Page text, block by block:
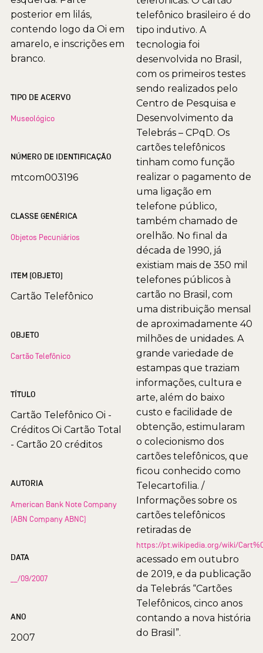
posterior em lilás,
contendo logo da Oi em
amarelo, e inscrições em
branco.
TIPO DE ACERVO
Museológico
NÚMERO DE IDENTIFICAÇÃO
mtcom003196
CLASSE GENÉRICA
Objetos Pecuniários
ITEM (OBJETO)
Cartão Telefônico
OBJETO
Cartão Telefônico
TÍTULO
Cartão Telefônico Oi -
Créditos Oi Cartão Total
- Cartão 20 créditos
AUTORIA
American Bank Note Company
(ABN Company ABNC)
DATA
__/09/2007
ANO
2007
telefônico brasileiro é do
tipo indutivo. A
tecnologia foi
desenvolvida no Brasil,
com os primeiros testes
sendo realizados pelo
Centro de Pesquisa e
Desenvolvimento da
Telebrás – CPqD. Os
cartões telefônicos
tinham como função
realizar o pagamento de
uma ligação em
telefone público,
também chamado de
orelhão. No final da
década de 1990, já
existiam mais de 350 mil
telefones públicos à
cartão no Brasil, com
uma distribuição mensal
de aproximadamente 40
milhões de unidades. A
grande variedade de
estampas que traziam
informações, cultura e
arte, além do baixo
custo e facilidade de
obtenção, estimularam
o colecionismo dos
cartões telefônicos, que
ficou conhecido como
Telecartofilia. /
Informações sobre os
cartões telefônicos
retiradas de
https://pt.wikipedia.org/wiki/
acessado em outubro
de 2019, e da publicação
da Telebrás “Cartões
Telefônicos, cinco anos
contando a nova história
do Brasil”.